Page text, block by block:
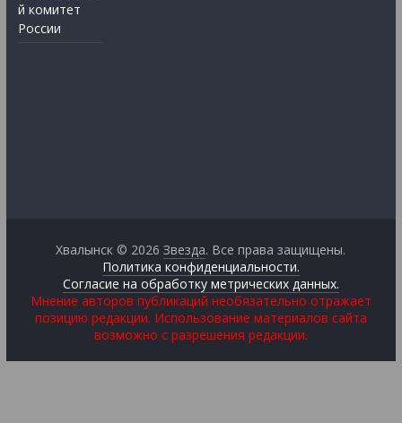
й комитет
России
Хвалынск © 2026Звезда. Все права защищены.
Политика конфиденциальности.
Согласие на обработку метрических данных.
Мнение авторов публикаций необязательно отражает
позицию редакции. Использование материалов сайта
возможно с разрешения редакции.